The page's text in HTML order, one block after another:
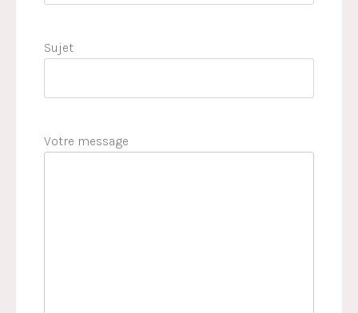
Sujet
Votre message